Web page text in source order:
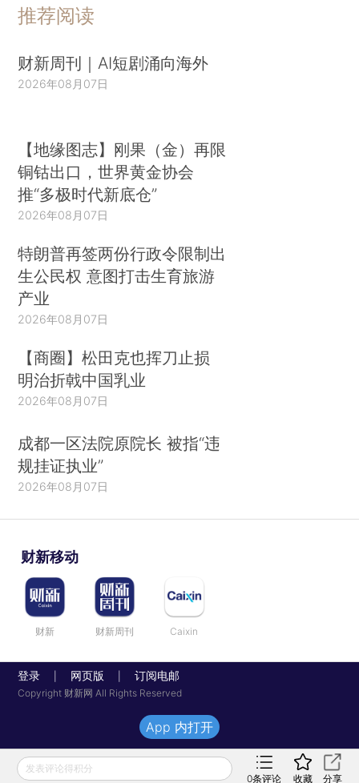
推荐阅读
财新周刊｜AI短剧涌向海外
2026年08月07日
【地缘图志】刚果（金）再限
铜钴出口，世界黄金协会
推“多极时代新底仓”
2026年08月07日
特朗普再签两份行政令限制出
生公民权 意图打击生育旅游
产业
2026年08月07日
【商圈】松田克也挥刀止损
明治折戟中国乳业
2026年08月07日
成都一区法院原院长 被指“违
规挂证执业”
2026年08月07日
财新移动
财新 财新周刊 Caixin
登录 网页版 订阅电邮
Copyright 财新网 All Rights Reserved
发表评论得积分
0条评论 收藏 分享
App 内打开